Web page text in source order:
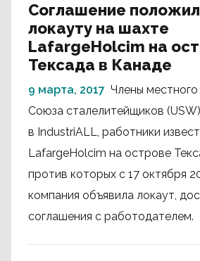
Соглашение
локауту на шахте
LafargeHolcim на
Тексада в Канаде
9 марта, 2017 Члены
Союза сталелитейщиков
в IndustriALL, работники
LafargeHolcim на острове
против которых с 17 октября
компания объявила локаут,
соглашения с работодателем.